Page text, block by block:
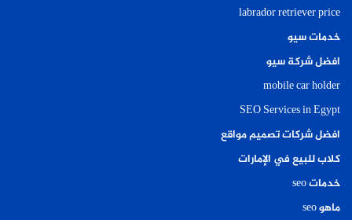
labrador retriever price
خدمات سيو
افضل شركة سيو
mobile car holder
SEO Services in Egypt
افضل شركات تصميم مواقع
كلاب للبيع في الإمارات
خدمات seo
ماهو seo